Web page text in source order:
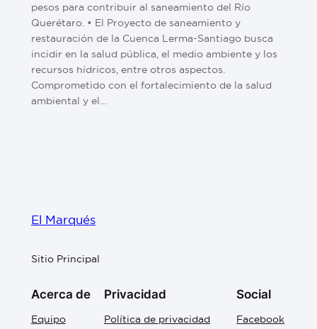
pesos para contribuir al saneamiento del Río
Querétaro. •⁠⁠⁠⁠⁠⁠⁠⁠ El Proyecto de saneamiento y
restauración de la Cuenca Lerma-Santiago busca
incidir en la salud pública, el medio ambiente y los
recursos hídricos, entre otros aspectos.
Comprometido con el fortalecimiento de la salud
ambiental y el…
El Marqués
Sitio Principal
Acerca de
Equipo
Privacidad
Política de privacidad
Social
Facebook